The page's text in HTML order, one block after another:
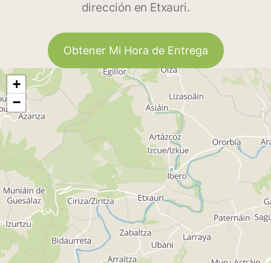
dirección en Etxauri.
Obtener Mi Hora de Entrega
+
−